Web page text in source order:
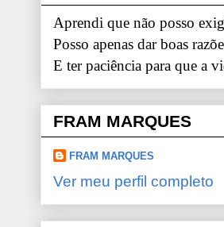
Aprendi que não posso
Posso apenas dar boas
E ter paciência para que a
FRAM MARQUES
FRAM MARQUES
Ver meu perfil completo